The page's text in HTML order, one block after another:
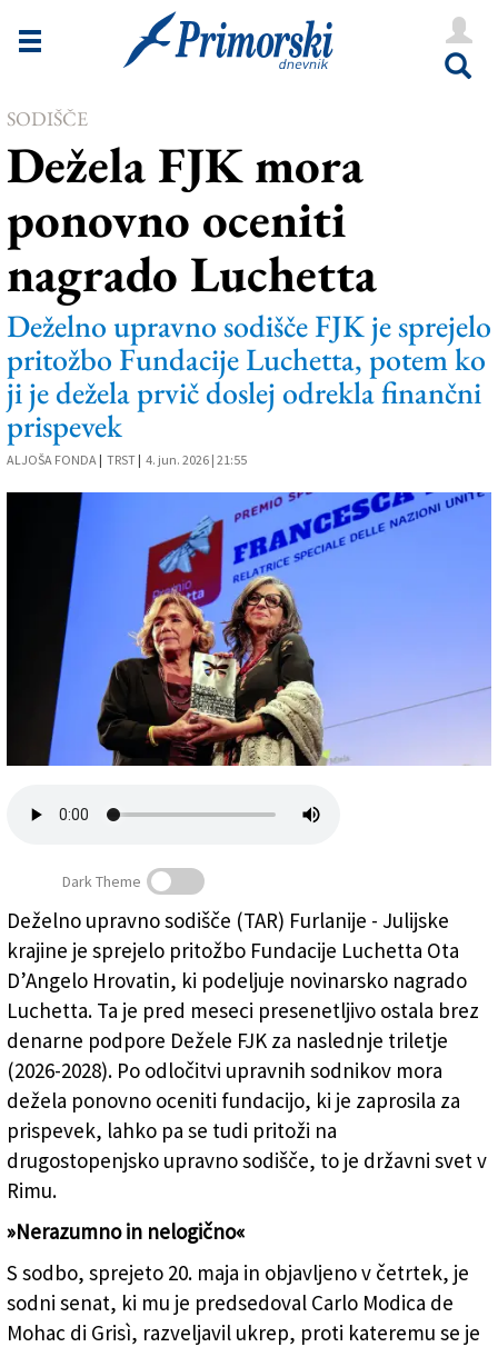
Novice
Goriška
Kultura
Šport
Še
Vreme
V Kioskih
Uredništvo
Zadruga PD
Naročnine
SODIŠČE
Dežela FJK mora
ponovno oceniti
nagrado Luchetta
Deželno upravno sodišče FJK je sprejelo
pritožbo Fundacije Luchetta, potem ko
ji je dežela prvič doslej odrekla finančni
prispevek
ALJOŠA FONDA | TRST | 4. jun. 2026 | 21:55
Predsednica fundacije Daniela Luchetta (levo) ob
podelitvi lanske posebne nagrade Francesci Albanese, ki
je bila deležna kritik desne sredine
(Tedeschi/FotoDamj@n)
Dark Theme
Deželno upravno sodišče (TAR) Furlanije - Julijske
krajine je sprejelo pritožbo Fundacije Luchetta Ota
D’Angelo Hrovatin, ki podeljuje novinarsko nagrado
Luchetta. Ta je pred meseci presenetljivo ostala brez
denarne podpore Dežele FJK za naslednje triletje
(2026-2028). Po odločitvi upravnih sodnikov mora
dežela ponovno oceniti fundacijo, ki je zaprosila za
prispevek, lahko pa se tudi pritoži na
drugostopenjsko upravno sodišče, to je državni svet v
Rimu.
»Nerazumno in nelogično«
S sodbo, sprejeto 20. maja in objavljeno v četrtek, je
sodni senat, ki mu je predsedoval Carlo Modica de
Mohac di Grisì, razveljavil ukrep, proti kateremu se je